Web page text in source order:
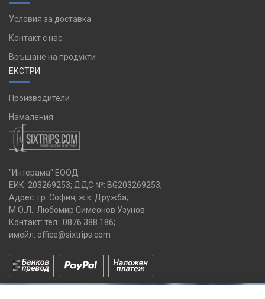
Условия за доставка
Контакт с нас
Връщане на продукти
ЕКСТРИ
Производители
Намаления
"Интерама" ЕООД
ЕИК: 203269253; ДДС №: BG203269253;
Адрес: гр. София, ж.к. Дружба;
М.О.Л.: Любомир Симеонов Узунов
Контакт: тел.: 0876 388 186;
имейл: office@sixtrips.com